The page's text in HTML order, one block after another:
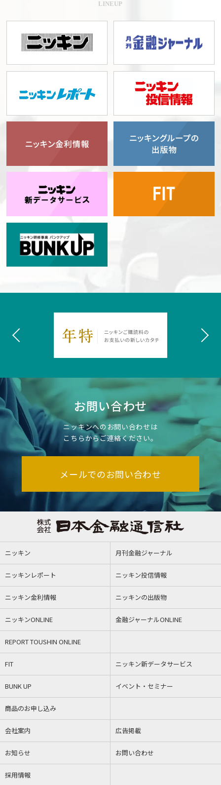
LINEUP
お問い合わせ
ニッキンへのお問い合わせは
こちらからご連絡ください。
メールでのお問い合わせ
ニッキン 月刊金融ジャーナル
ニッキンレポート ニッキン投信情報
ニッキン金利情報 ニッキンの出版物
ニッキンONLINE 金融ジャーナルONLINE
REPORT TOUSHIN ONLINE
FIT ニッキン新データサービス
BUNK UP イベント・セミナー
商品のお申し込み
会社案内 広告掲載
お知らせ お問い合わせ
採用情報